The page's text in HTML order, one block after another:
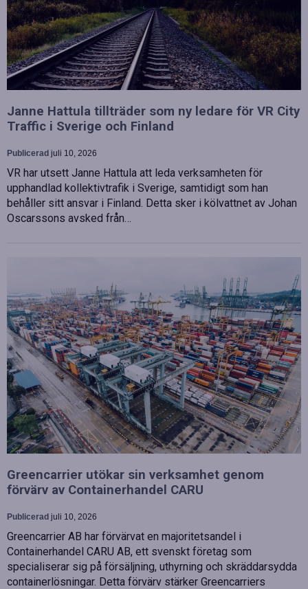
Janne Hattula tillträder som ny ledare för VR City
Traffic i Sverige och Finland
Publicerad juli 10, 2026
VR har utsett Janne Hattula att leda verksamheten för
upphandlad kollektivtrafik i Sverige, samtidigt som han
behåller sitt ansvar i Finland. Detta sker i kölvattnet av Johan
Oscarssons avsked från…
Greencarrier utökar sin verksamhet genom
förvärv av Containerhandel CARU
Publicerad juli 10, 2026
Greencarrier AB har förvärvat en majoritetsandel i
Containerhandel CARU AB, ett svenskt företag som
specialiserar sig på försäljning, uthyrning och skräddarsydda
containerlösningar. Detta förvärv stärker Greencarriers